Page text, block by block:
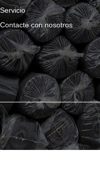
Servicio
Contacte con nosotros